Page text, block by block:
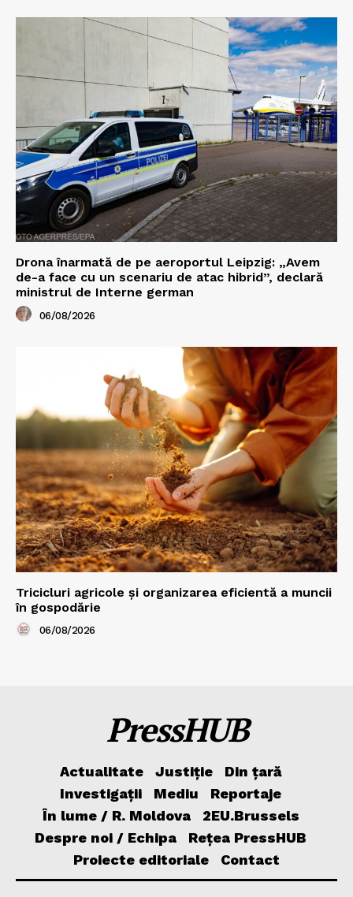
Drona înarmată de pe aeroportul Leipzig: „Avem
de-a face cu un scenariu de atac hibrid”, declară
ministrul de Interne german
06/08/2026
Tricicluri agricole și organizarea eficientă a muncii
în gospodărie
06/08/2026
PressHUB
Actualitate Justiție
Din țară
Investigații
Mediu
Reportaje
În lume / R. Moldova
2EU.Brussels
Despre noi / Echipa
Rețea PressHUB
Proiecte editoriale
Contact